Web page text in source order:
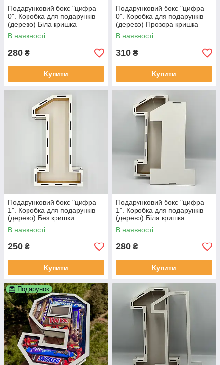
Подарунковий бокс "цифра
0". Коробка для подарунків
(дерево) Біла кришка
В наявності
280 ₴
Купити
Подарунковий бокс "цифра
0". Коробка для подарунків
(дерево) Прозора кришка
В наявності
310 ₴
Купити
Подарунковий бокс "цифра
1". Коробка для подарунків
(дерево).Без кришки
В наявності
250 ₴
Купити
Подарунковий бокс "цифра
1". Коробка для подарунків
(дерево) Біла кришка
В наявності
280 ₴
Купити
Подарунок